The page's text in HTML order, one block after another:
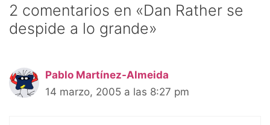
2 comentarios en «Dan Rather se
despide a lo grande»
Pablo Martínez-Almeida
14 marzo, 2005 a las 8:27 pm